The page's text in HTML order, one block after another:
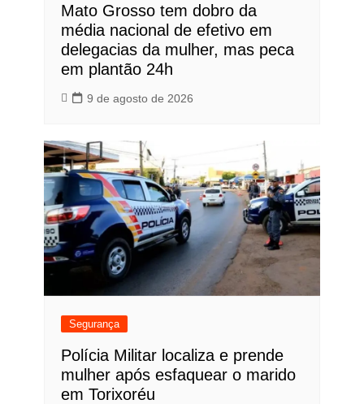
Mato Grosso tem dobro da
média nacional de efetivo em
delegacias da mulher, mas peca
em plantão 24h
9 de agosto de 2026
Segurança
Polícia Militar localiza e prende
mulher após esfaquear o marido
em Torixoréu